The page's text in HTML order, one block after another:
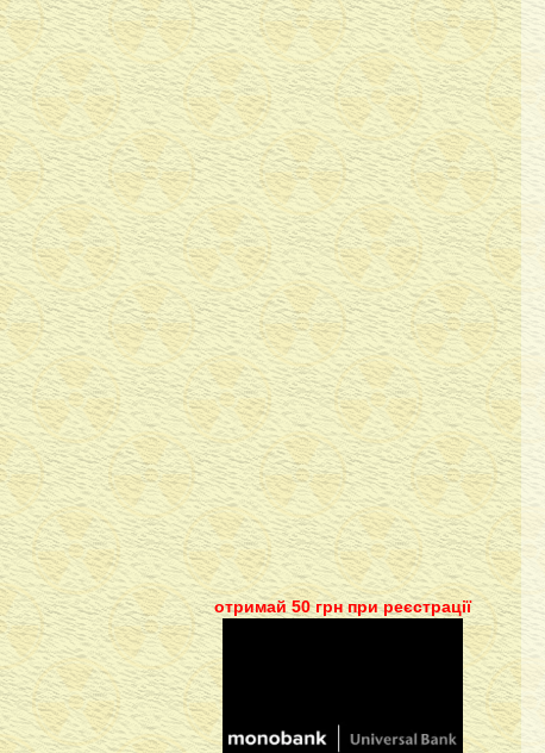
отримай 50 грн при реєстрації